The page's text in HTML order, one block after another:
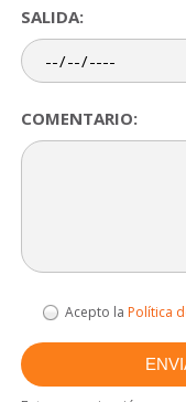
SALIDA:
COMENTARIO:
Acepto la Política